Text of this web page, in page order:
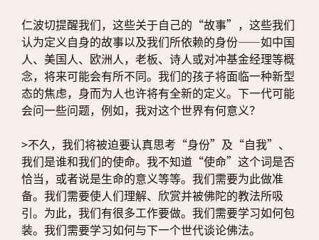
仁波切提醒我们，这些关于自己的“故事”，这些我们
认为定义自身的故事以及我们所依赖的身份——如中国
人、美国人、欧洲人，老板、诗人或对冲基金经理等概
念，将来可能会有所不同。我们的孩子将面临一种新型
态的焦虑，身而为人也许将有全新的定义。下一代可能
会问一些问题，例如，我对这个世界有何意义？
>不久，我们将被迫要认真思考“身份”及“自我”、
我们是谁和我们的使命。我不知道“使命”这个词是否
恰当，或者说是生命的意义等等。我们需要为此做准
备。我们需要使人们理解、欣赏并被佛陀的教法所吸
引。为此，我们有很多工作要做。我们需要学习如何包
装。我们需要学习如何与下一个世代谈论佛法。